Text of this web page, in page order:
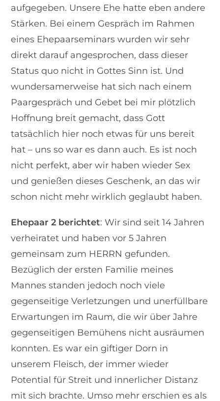
aufgegeben. Unsere Ehe hatte eben andere
Stärken. Bei einem Gespräch im Rahmen
eines Ehepaarseminars wurden wir sehr
direkt darauf angesprochen, dass dieser
Status quo nicht in Gottes Sinn ist. Und
wundersamerweise hat sich nach einem
Paargespräch und Gebet bei mir plötzlich
Hoffnung breit gemacht, dass Gott
tatsächlich hier noch etwas für uns bereit
hat – uns so war es dann auch. Es ist noch
nicht perfekt, aber wir haben wieder Sex
und genießen dieses Geschenk, an das wir
schon nicht mehr wirklich geglaubt haben.
Ehepaar 2 berichtet: Wir sind seit 14 Jahren
verheiratet und haben vor 5 Jahren
gemeinsam zum HERRN gefunden.
Bezüglich der ersten Familie meines
Mannes standen jedoch noch viele
gegenseitige Verletzungen und unerfüllbare
Erwartungen im Raum, die wir über Jahre
gegenseitigen Bemühens nicht ausräumen
konnten. Es war ein giftiger Dorn in
unserem Fleisch, der immer wieder
Potential für Streit und innerlicher Distanz
mit sich brachte. Umso mehr erschien es als